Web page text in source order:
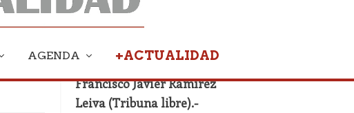
AGENDA +ACTUALIDAD
Francisco Javier Ramírez
Leiva (Tribuna libre).-